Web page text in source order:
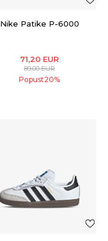
Nike Patike P-6000
71,20 EUR
89,00EUR
Popust20%